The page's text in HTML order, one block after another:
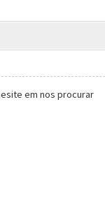
em nos procurar